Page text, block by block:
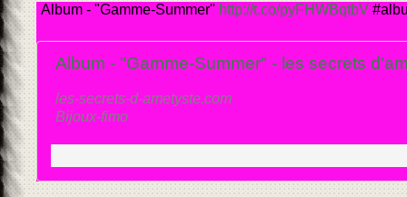
Album - "Gamme-Summer" http://t.co/pyFHWBqtbV
Album - "Gamme-Summer" - les secrets
les-secrets-d-ametyste.com
Bijoux-fimo